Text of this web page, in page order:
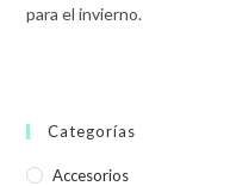
para el invierno.
Categorías
Accesorios